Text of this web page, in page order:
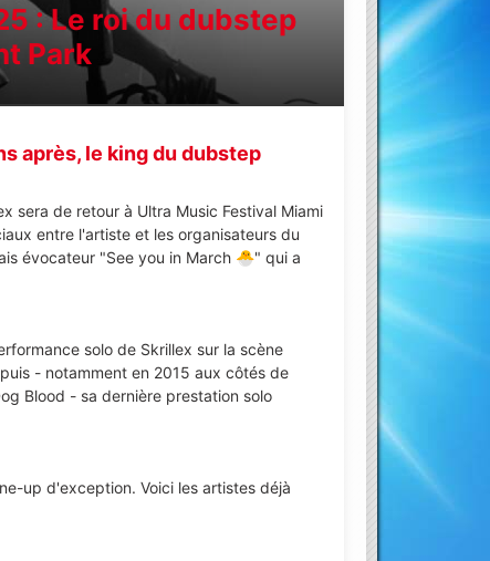
: Le roi du dubstep
Park
après, le king du dubstep
sera de retour à Ultra Music Festival Miami
entre l'artiste et les organisateurs du
évocateur "See you in March 🐣" qui a
solo de Skrillex sur la scène
- notamment en 2015 aux côtés de
Blood - sa dernière prestation solo
up d'exception. Voici les artistes déjà